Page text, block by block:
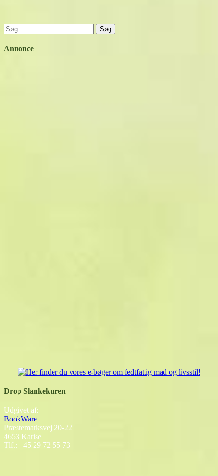
Søg
efter:
Annonce
Drop Slankekuren
Udgivet af:
BookWare
Præstemarksvej 20-22
4653 Karise
Tlf.: +45 29 72 55 73